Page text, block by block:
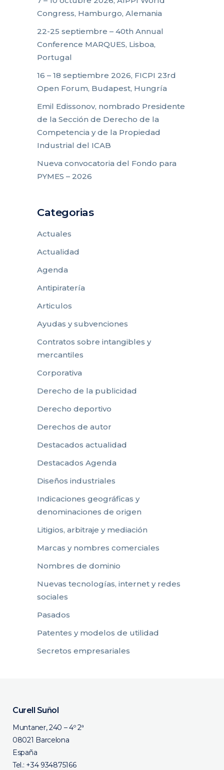
Congress, Hamburgo, Alemania
22-25 septiembre – 40th Annual
Conference MARQUES, Lisboa,
Portugal
16 – 18 septiembre 2026, FICPI 23rd
Open Forum, Budapest, Hungría
Emil Edissonov, nombrado Presidente
de la Sección de Derecho de la
Competencia y de la Propiedad
Industrial del ICAB
Nueva convocatoria del Fondo para
PYMES – 2026
Categorias
Actuales
Actualidad
Agenda
Antipiratería
Articulos
Ayudas y subvenciones
Contratos sobre intangibles y
mercantiles
Corporativa
Derecho de la publicidad
Derecho deportivo
Derechos de autor
Destacados actualidad
Destacados Agenda
Diseños industriales
Indicaciones geográficas y
denominaciones de origen
Litigios, arbitraje y mediación
Marcas y nombres comerciales
Nombres de dominio
Nuevas tecnologías, internet y redes
sociales
Pasados
Patentes y modelos de utilidad
Secretos empresariales
Curell Suñol
Muntaner, 240 – 4º 2ª
08021 Barcelona
España
Tel.: +34 934875166